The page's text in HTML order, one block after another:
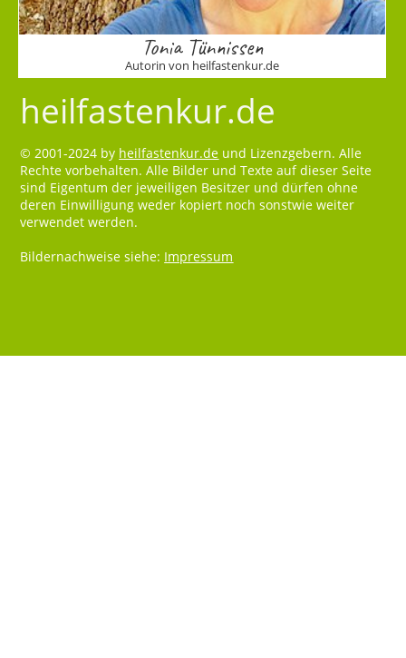
Tonia Tünnissen
Autorin von heilfastenkur.de
heilfastenkur.de
© 2001-2024 by heilfastenkur.de und Lizenzgebern. Alle
Rechte vorbehalten. Alle Bilder und Texte auf dieser Seite
sind Eigentum der jeweiligen Besitzer und dürfen ohne
deren Einwilligung weder kopiert noch sonstwie weiter
verwendet werden.
Bildernachweise siehe: Impressum